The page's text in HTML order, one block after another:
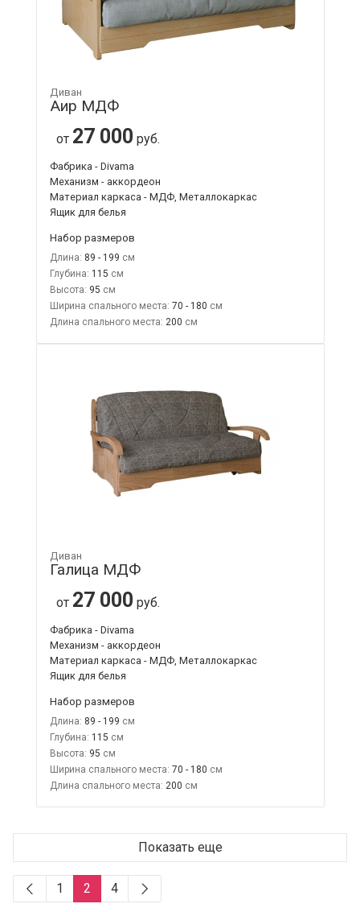
Диван
Аир МДФ
от 27 000 руб.
Фабрика - Divama
Механизм - аккордеон
Материал каркаса - МДФ, Металлокаркас
Ящик для белья
Набор размеров
Длина: 89 - 199
Глубина: 115
Высота: 95
Ширина спального места: 70 - 180
Длина спального места: 200
Диван
Галица МДФ
от 27 000 руб.
Фабрика - Divama
Механизм - аккордеон
Материал каркаса - МДФ, Металлокаркас
Ящик для белья
Набор размеров
Длина: 89 - 199
Глубина: 115
Высота: 95
Ширина спального места: 70 - 180
Длина спального места: 200
Показать еще
1 2 4